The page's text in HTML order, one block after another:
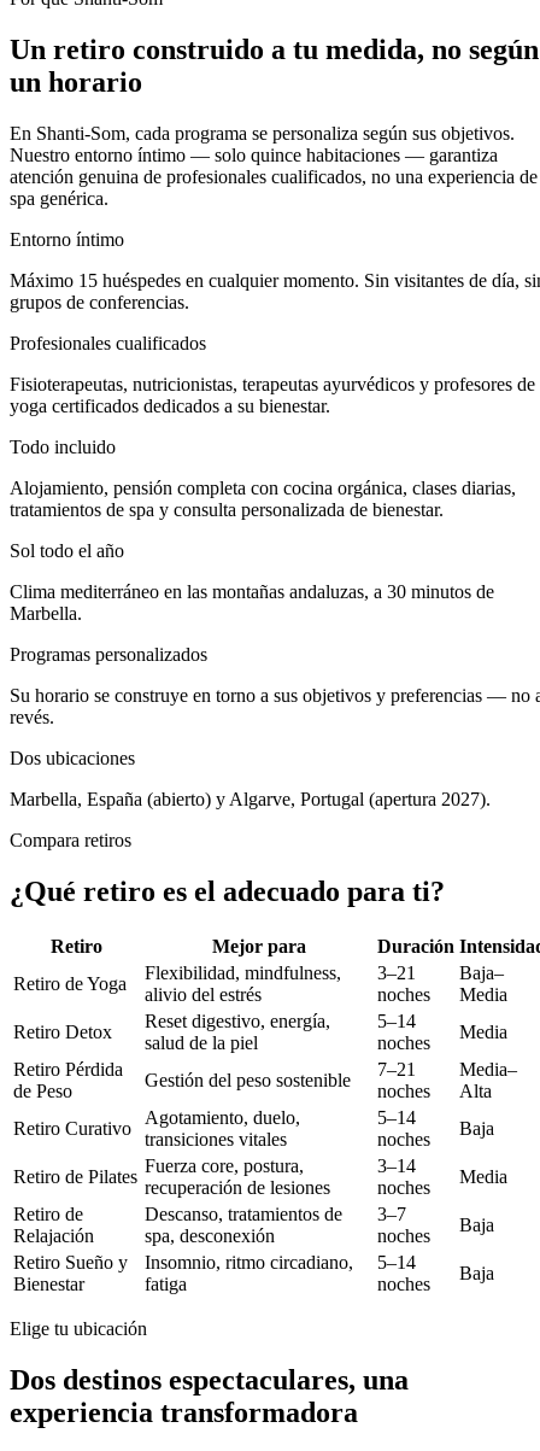
Un retiro construido a tu medida, no según
un horario
En Shanti-Som, cada programa se personaliza según sus objetivos.
Nuestro entorno íntimo — solo quince habitaciones — garantiza
atención genuina de profesionales cualificados, no una experiencia de
spa genérica.
Entorno íntimo
Máximo 15 huéspedes en cualquier momento. Sin visitantes de día,
grupos de conferencias.
Profesionales cualificados
Fisioterapeutas, nutricionistas, terapeutas ayurvédicos y profesores de
yoga certificados dedicados a su bienestar.
Todo incluido
Alojamiento, pensión completa con cocina orgánica, clases diarias,
tratamientos de spa y consulta personalizada de bienestar.
Sol todo el año
Clima mediterráneo en las montañas andaluzas, a 30 minutos de
Marbella.
Programas personalizados
Su horario se construye en torno a sus objetivos y preferencias — no
revés.
Dos ubicaciones
Marbella, España (abierto) y Algarve, Portugal (apertura 2027).
Compara retiros
¿Qué retiro es el adecuado para ti?
Retiro Mejor para Duración
Retiro de Yoga
Flexibilidad, mindfulness,
alivio del estrés
3–21
noches
Baja–
Media
Retiro Detox
Reset digestivo, energía,
salud de la piel
5–14
noches
Media
Retiro Pérdida
de Peso
Gestión del peso sostenible
7–21
noches
Media–
Alta
Retiro Curativo
Agotamiento, duelo,
transiciones vitales
5–14
noches
Baja
Retiro de Pilates
Fuerza core, postura,
recuperación de lesiones
3–14
noches
Media
Retiro de
Relajación
Descanso, tratamientos de
spa, desconexión
3–7
noches
Baja
Retiro Sueño y
Bienestar
Insomnio, ritmo circadiano,
fatiga
5–14
noches
Baja
Elige tu ubicación
Dos destinos espectaculares, una
experiencia transformadora